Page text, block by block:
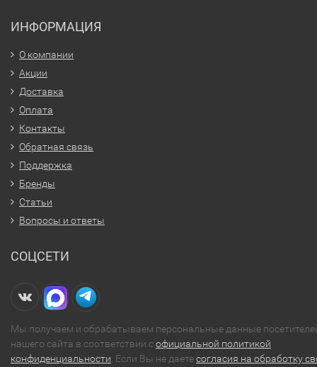
ИНФОРМАЦИЯ
О компании
Акции
Доставка
Оплата
Контакты
Обратная связь
Поддержка
Бренды
Статьи
Вопросы и ответы
СОЦСЕТИ
Мы получаем и обрабатываем персональные данные
нашего сайта в соответствии софициальной политикой
конфиденциальности. Если Вы не даетесогласия на обработку